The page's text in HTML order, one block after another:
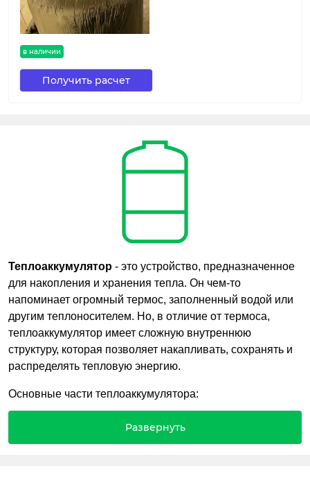
в наличии
Получить расчет
Теплоаккумулятор - это устройство, предназначенное
для накопления и хранения тепла. Он чем-то
напоминает огромный термос, заполненный водой или
другим теплоносителем. Но, в отличие от термоса,
теплоаккумулятор имеет сложную внутреннюю
структуру, которая позволяет накапливать, сохранять и
распределять тепловую энергию.
Основные части теплоаккумулятора:
Корпус: прочный бак, устойчивый к коррозии и
Развернуть